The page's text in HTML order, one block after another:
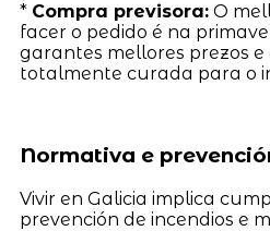
* Compra previsora:O
facer o pedido é na
garantes mellores prezos
totalmente curada para o
Normativa e
Vivir en Galicia implica
prevención de incendios e